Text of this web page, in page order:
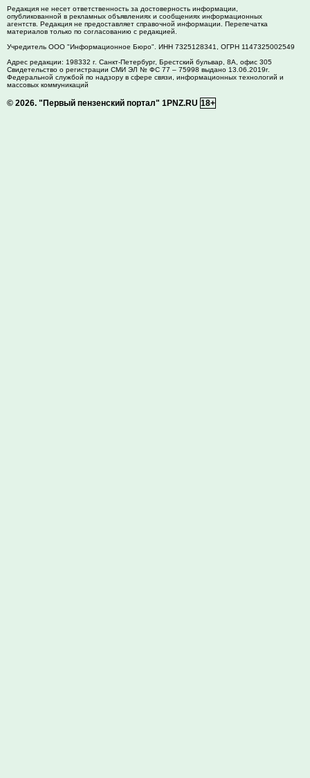
Редакция не несет ответственность за достоверность информации,
опубликованной в рекламных объявлениях и сообщениях информационных
агентств. Редакция не предоставляет справочной информации. Перепечатка
материалов только по согласованию с редакцией.
Учредитель ООО "Информационное Бюро". ИНН 7325128341, ОГРН 1147325002549
Адрес редакции: 198332 г. Санкт-Петербург, Брестский бульвар, 8А, офис 305
Свидетельство о регистрации СМИ ЭЛ № ФС 77 – 75998 выдано 13.06.2019г.
Федеральной службой по надзору в сфере связи, информационных технологий и
массовых коммуникаций
© 2026. "Первый пензенский портал" 1PNZ.RU 18+